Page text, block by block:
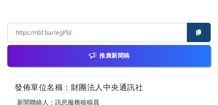
推廣新聞稿
發佈單位名稱：財團法人中央通訊社
新聞聯絡人：訊息服務核稿員